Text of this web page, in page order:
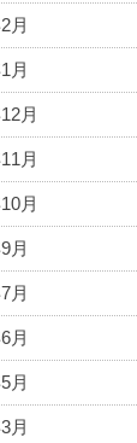
月
月
月
月
月
月
月
月
月
月